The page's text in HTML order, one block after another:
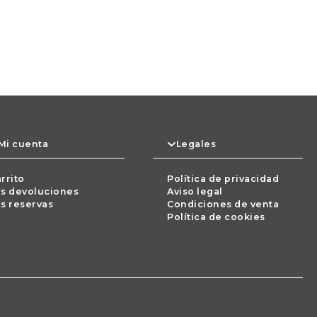
cuenta
devoluciones
reservas
Legales
Política de privacidad
Aviso legal
Condiciones de venta
Política de cookies